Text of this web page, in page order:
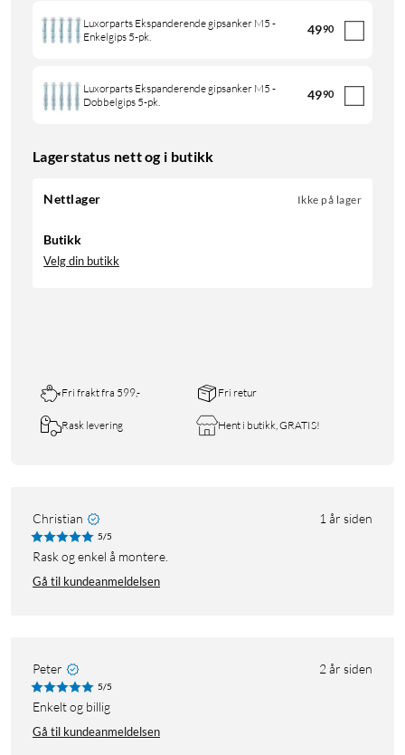
Luxorparts Ekspanderende gipsanker M5 -
Enkelgips 5-pk.
4990
Luxorparts Ekspanderende gipsanker M5 -
Dobbelgips 5-pk.
4990
Lagerstatus nett og i butikk
Nettlager Ikke på lager
Butikk
Velg din butikk
Fri frakt fra 599,- Fri retur
Rask levering Hent i butikk, GRATIS!
Christian 1 år siden
5/5
Rask og enkel å montere.
Gå til kundeanmeldelsen
Peter 2 år siden
5/5
Enkelt og billig
Gå til kundeanmeldelsen